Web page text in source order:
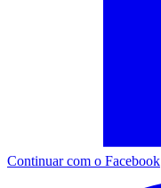
Continuar com o Facebook